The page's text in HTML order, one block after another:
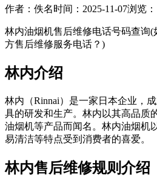
作者：佚名时间：2025-11-07浏览：
林内油烟机售后维修电话号码查询
方售后维修服务电话？)
林内介绍
林内（Rinnai）是一家日本企业，
具的研发和生产。林内以其高品质
油烟机等产品而闻名。林内油烟机
易清洁等特点受到消费者的喜爱。
林内售后维修规则介绍